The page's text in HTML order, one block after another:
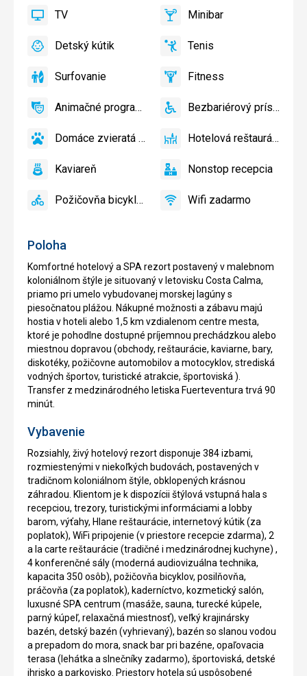
Poloha
Komfortné hotelový a SPA rezort postavený v malebnom
koloniálnom štýle je situovaný v letovisku Costa Calma,
priamo pri umelo vybudovanej morskej lagúny s
piesočnatou plážou. Nákupné možnosti a zábavu majú
hostia v hoteli alebo 1,5 km vzdialenom centre mesta,
ktoré je pohodlne dostupné príjemnou prechádzkou alebo
miestnou dopravou (obchody, reštaurácie, kaviarne, bary,
diskotéky, požičovne automobilov a motocyklov, strediská
vodných športov, turistické atrakcie, športoviská ).
Transfer z medzinárodného letiska Fuerteventura trvá 90
minút.
Vybavenie
Rozsiahly, živý hotelový rezort disponuje 384 izbami,
rozmiestenými v niekoľkých budovách, postavených v
tradičnom koloniálnom štýle, obklopených krásnou
záhradou. Klientom je k dispozícii štýlová vstupná hala s
recepciou, trezory, turistickými informáciami a lobby
barom, výťahy, Hlane reštaurácie, internetový kútik (za
poplatok), WiFi pripojenie (v priestore recepcie zdarma), 2
a la carte reštaurácie (tradičné i medzinárodnej kuchyne) ,
4 konferenčné sály (moderná audiovizuálna technika,
kapacita 350 osôb), požičovňa bicyklov, posilňovňa,
práčovňa (za poplatok), kaderníctvo, kozmetický salón,
luxusné SPA centrum (masáže, sauna, turecké kúpele,
parný kúpeľ, relaxačná miestnosť), veľký krajinársky
bazén, detský bazén (vyhrievaný), bazén so slanou vodou
a prepadom do mora, snack bar pri bazéne, opaľovacia
terasa (lehátka a slnečníky zadarmo), športoviská, detské
ihrisko a parkovisko. Priestory hotela sú uspôsobené
slnečníky
bazéne
TV TV
áno
Minibar,Minibar
áno
Detský
Detské
Detský
Detský kútik
áno
Tenis,Tenis
áno
Surfovanie
Surfovanie
áno FitnessFitness
áno
Animačné
Animačné programy
áno
Bezbariérový
Bezbariérový prístup
áno
Domáce
povolené
Domáce zvieratá povolené
áno
Hotelová
Hotelová reštaurácia
áno
KaviareňKaviareň
áno
NonstopNonstop recepcia
áno
Požičovňa
Požičovňa bicyklov
áno
Wifi
Wifi zadarmo
áno